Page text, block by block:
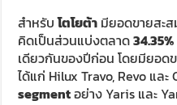
สำหรับโตโยต้า มียอดขายสะ
คิดเป็นส่วนแบ่งตลาด34.35%
เดียวกันของปีก่อน โดยมียอ
ได้แก่ Hilux Travo, Revo แล
segmentอย่าง Yaris และ